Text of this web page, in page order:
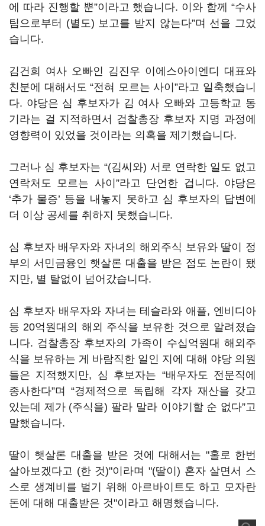
에 따라 진행할 뿐”이라고 했습니다. 이와 함께 “수사
팀으로부터 (별도) 보고를 받지 않는다”며 선을 그었
습니다.
김건희 여사 오빠인 김진우 이에스아이엔디 대표와
친분에 대해서도 “전혀 모르는 사이”라고 일축했습니
다. 야당은 심 후보자가 김 여사 오빠와 고등학교 동
기라는 걸 지적하면서 검찰총장 후보자 지명 과정에
영향력이 있었을 것이라는 의혹을 제기했습니다.
그러나 심 후보자는 “(김씨와) 서로 연락한 일도 없고
연락처도 모르는 사이”라고 단언한 겁니다. 야당은
‘추가 물증’ 등을 내놓지 못하고 심 후보자의 답변에
더 이상 공세를 취하지 못했습니다.
심 후보자 배우자와 자녀의 해외주식 보유와 딸이 정
부의 서민금융인 햇살론 대출을 받은 점도 논란이 됐
지만, 별 탈없이 넘어갔습니다.
심 후보자 배우자와 자녀는 테슬라와 애플, 엔비디아
등 20억원대의 해외 주식을 보유한 것으로 알려졌습
니다. 검찰총장 후보자의 가족이 수십억원대 해외주
식을 보유하는 게 바람직한 일인 지에 대해 야당 의원
들은 지적했지만, 심 후보자는 “배우자도 전문직에
종사한다”며 “경제적으로 독립해 각자 재산을 갖고
있는데 제가 (주식을) 팔라 말라 이야기할 순 없다”고
말했습니다.
딸이 햇살론 대출을 받은 것에 대해서는 "홀로 한번
살아보겠다고 (한 것)"이라며 "(딸이) 혼자 살면서 스
스로 생계비를 벌기 위해 아르바이트도 하고 모자란
돈에 대해 대출받은 것"이라고 해명했습니다.